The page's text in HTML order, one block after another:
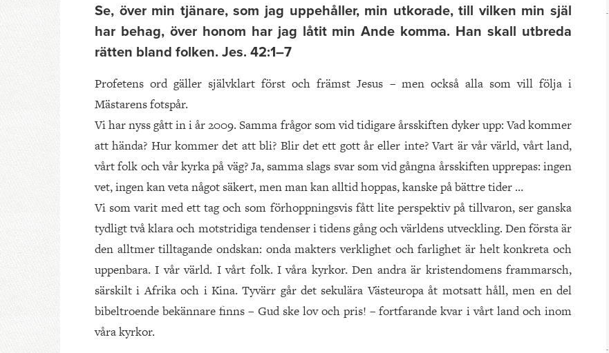
Se, över min tjänare, som jag uppehåller, min utkorade, till vilken min själ
har behag, över honom har jag låtit min Ande komma. Han skall utbreda
rätten bland folken. Jes. 42:1–7
Profetens ord gäller självklart först och främst Jesus – men också alla som vill följa i
Mästarens fotspår.
Vi har nyss gått in i år 2009. Samma frågor som vid tidigare årsskiften dyker upp: Vad kommer
att hända? Hur kommer det att bli? Blir det ett gott år eller inte? Vart är vår värld, vårt land,
vårt folk och vår kyrka på väg? Ja, samma slags svar som vid gångna årsskiften upprepas: ingen
vet, ingen kan veta något säkert, men man kan alltid hoppas, kanske på bättre tider …
Vi som varit med ett tag och som förhoppningsvis fått lite perspektiv på tillvaron, ser ganska
tydligt två klara och motstridiga tendenser i tidens gång och världens utveckling. Den första är
den alltmer tilltagande ondskan: onda makters verklighet och farlighet är helt konkreta och
uppenbara. I vår värld. I vårt folk. I våra kyrkor. Den andra är kristendomens frammarsch,
särskilt i Afrika och i Kina. Tyvärr går det sekulära Västeuropa åt motsatt håll, men en del
bibeltroende bekännare finns – Gud ske lov och pris! – fortfarande kvar i vårt land och inom
våra kyrkor.